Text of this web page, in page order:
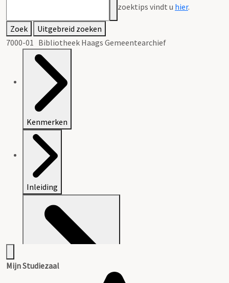
zoektips vindt u hier.
Zoek
Uitgebreid zoeken
7000-01 Bibliotheek Haags Gemeentearchief
Kenmerken
Inleiding
Mijn Studiezaal